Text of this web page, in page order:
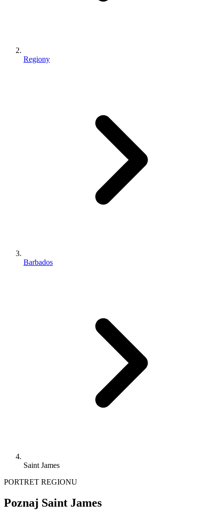
Regiony
Barbados
Saint James
PORTRET REGIONU
Poznaj Saint James